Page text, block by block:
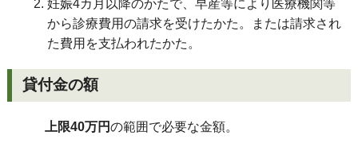
妊娠4カ月以降のかたで、早産等により医療機関等
から診療費用の請求を受けたかた。または請求され
た費用を支払われたかた。
貸付金の額
上限40万円の範囲で必要な金額。